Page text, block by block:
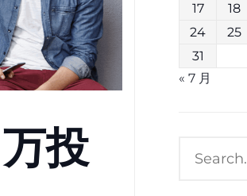
投
17
18
24
25
31
« 7 月